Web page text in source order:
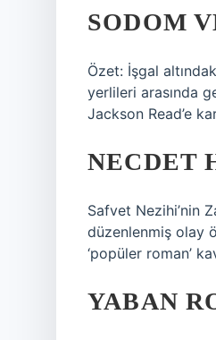
SODOM
Özet: İşgal
yerlileri arasında
Jackson Read’e
NECDET
Safvet Nezihi’nin
düzenlenmiş olay
‘popüler roman’
YABAN